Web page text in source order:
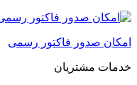
امکان صدور فاکتور رسمی
خدمات مشتریان